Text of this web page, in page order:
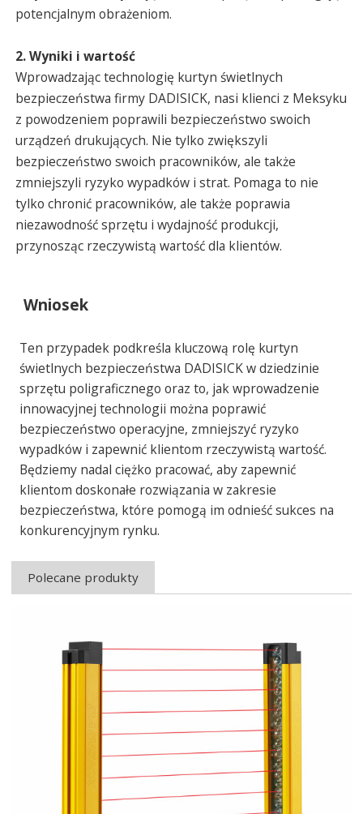
potencjalnym obrażeniom.
2. Wyniki i wartość
Wprowadzając technologię kurtyn świetlnych
bezpieczeństwa firmy DADISICK, nasi klienci z Meksyku
z powodzeniem poprawili bezpieczeństwo swoich
urządzeń drukujących. Nie tylko zwiększyli
bezpieczeństwo swoich pracowników, ale także
zmniejszyli ryzyko wypadków i strat. Pomaga to nie
tylko chronić pracowników, ale także poprawia
niezawodność sprzętu i wydajność produkcji,
przynosząc rzeczywistą wartość dla klientów.
Wniosek
Ten przypadek podkreśla kluczową rolę kurtyn
świetlnych bezpieczeństwa DADISICK w dziedzinie
sprzętu poligraficznego oraz to, jak wprowadzenie
innowacyjnej technologii można poprawić
bezpieczeństwo operacyjne, zmniejszyć ryzyko
wypadków i zapewnić klientom rzeczywistą wartość.
Będziemy nadal ciężko pracować, aby zapewnić
klientom doskonałe rozwiązania w zakresie
bezpieczeństwa, które pomogą im odnieść sukces na
konkurencyjnym rynku.
Polecane produkty